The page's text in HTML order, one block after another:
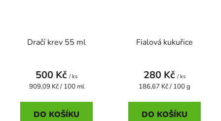
Dračí krev 55 ml
500 Kč / ks
Měrná
909,09 Kč / 100 ml
DO KOŠÍKU
Fialová kukuřice
280 Kč / ks
Měrná
186,67 Kč / 100 g
DO KOŠÍKU